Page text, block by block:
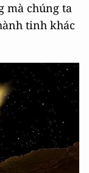
mà chúng ta
tinh khác